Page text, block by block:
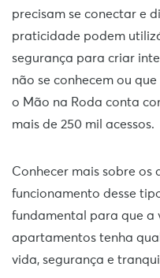
precisam se conectar e
praticidade podem
segurança para criar
não se conhecem ou
o Mão na Roda conta
mais de 250 mil acessos.
Conhecer mais sobre os
funcionamento desse
fundamental para que a
apartamentos tenha
vida, segurança e